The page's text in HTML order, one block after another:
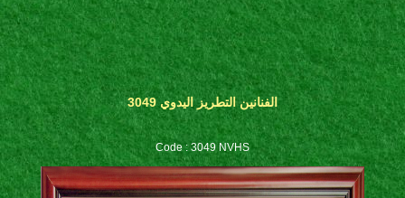
الفنانين التطريز اليدوي 3049
Code : 3049 NVHS